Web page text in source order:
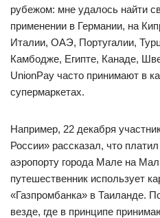
рубежом: мне удалось найти
применении в Германии, на
Италии, ОАЭ, Португалии,
Камбодже, Египте, Канаде,
UnionPay часто принимают в
супермаркетах.
Например, 22 декабря
России» рассказал, что
аэропорту города Мале на
путешественник использует
«Газпромбанка» в Таиланде.
везде, где в принципе